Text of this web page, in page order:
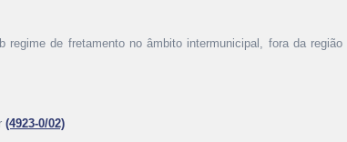
de fretamento no âmbito intermunicipal, fora da
(4923-0/02)